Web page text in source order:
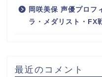
岡咲美保 声優プロフ
ラ・メダリスト・FX
最近のコメント